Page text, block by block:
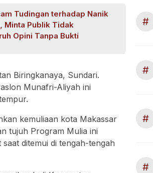
Tudingan terhadap Nanik
Minta Publik Tidak
Opini Tanpa Bukti
Biringkanaya, Sundari.
Munafri-Aliyah ini
kemuliaan kota Makassar
tujuh Program Mulia ini
ditemui di tengah-tengah
#
#
#
#